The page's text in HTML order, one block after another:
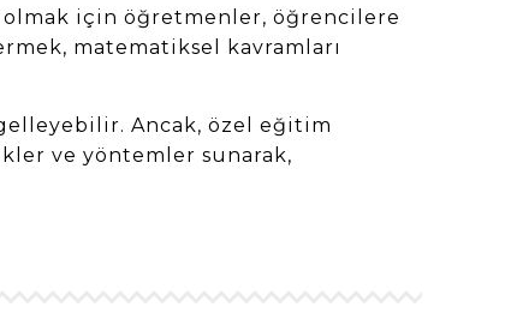
olmak için öğretmenler, öğrencilere
matematiksel kavramları
Ancak, özel eğitim
ve yöntemler sunarak,